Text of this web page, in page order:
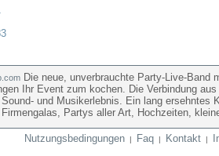
Die neue, unverbrauchte Party-Live-Band
Ihr Event zum kochen. Die Verbindung
und Musikerlebnis. Ein lang
Partys aller Art, Hochzeiten,
Nutzungsbedingungen | Faq | Kontakt |